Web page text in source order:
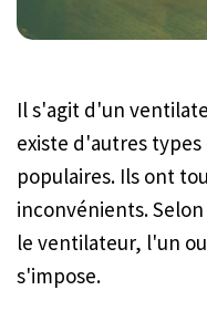
Il s'agit d'un
existe d'autres
populaires. Ils ont
inconvénients.
le ventilateur, l'un
s'impose.